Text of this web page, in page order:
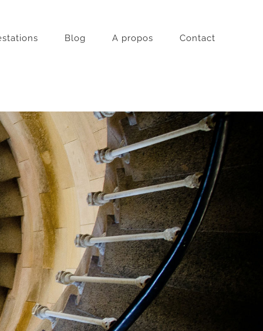
Blog A propos Contact